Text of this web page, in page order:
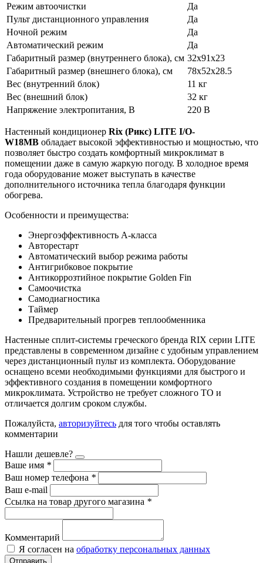
Режим автоочистки
Да
Пульт дистанционного управления
Да
Ночной режим
Да
Автоматический режим
Да
Габаритный размер (внутреннего блока), см 32x91x23
Габаритный размер (внешнего блока), см
78x52x28.5
Вес (внутренний блок)
11 кг
Вес (внешний блок)
32 кг
Напряжение электропитания, В
220 В
Настенный кондиционер Rix (Рикс) LITE I/O-
W18MB обладает высокой эффективностью и мощностью, что
позволяет быстро создать комфортный микроклимат в
помещении даже в самую жаркую погоду. В холодное время
года оборудование может выступать в качестве
дополнительного источника тепла благодаря функции
обогрева.
Особенности и преимущества:
Энергоэффективность А-класса
Авторестарт
Автоматический выбор режима работы
Антигрибковое покрытие
Антикоррозтийное покрытие Golden Fin
Самоочистка
Самодиагностика
Таймер
Предварительный прогрев теплообменника
Настенные сплит-системы греческого бренда RIX серии LITE
представлены в современном дизайне с удобным управлением
через дистанционный пульт из комплекта. Оборудование
оснащено всеми необходимыми функциями для быстрого и
эффективного создания в помещении комфортного
микроклимата. Устройство не требует сложного ТО и
отличается долгим сроком службы.
Пожалуйста, авторизуйтесь для того чтобы оставлять
комментарии
Нашли дешевле?
Ваше имя *
Ваш номер телефона *
Ваш e-mail
Ссылка на товар другого магазина *
Комментарий
Я согласен на обработку персональных данных
Отправить